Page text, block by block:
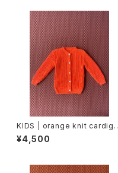
KIDS | orange knit cardiga
n (100cm)
¥4,500